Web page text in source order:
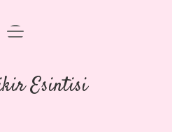
Politikası
Uyarı
menüyü
Esintisi